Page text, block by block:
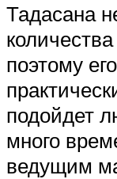
Тадасана
поэтому
подойдет
много
ведущим